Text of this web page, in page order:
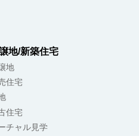
地/新築住宅
地
住宅
住宅
チャル見学